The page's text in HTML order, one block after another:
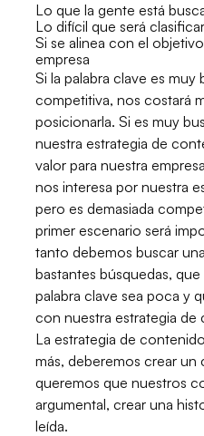
Lo que la gente está
Lo difícil que será
Si se alinea con el
empresa
Si la palabra clave es
competitiva, nos costará
posicionarla. Si es muy
nuestra estrategia de
valor para nuestra
nos interesa por nuestra
pero es demasiada
primer escenario será
tanto debemos buscar
bastantes búsquedas,
palabra clave sea poca y
con nuestra estrategia de
La estrategia de
más, deberemos crear un
queremos que nuestros
argumental, crear una
leída.